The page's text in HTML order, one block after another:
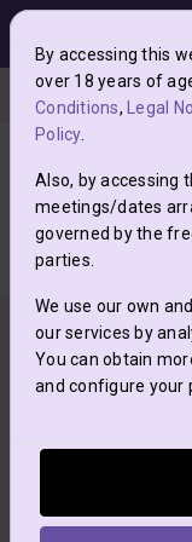
Posts con pasión
VOLUPTUOSA
starAñadir a favoritos
By accessing this
over 18 years of
Conditions, Legal
Policy.
Also, by accessing
meetings/dates
governed by the
parties.
We use our own
our services by
You can obtain
and configure your
NuevoLoquo es
interfiere en las
suben posts.
ni de antemano.